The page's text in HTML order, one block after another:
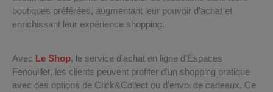
boutiques préférées, augmentant leur pouvoir d'achat et
enrichissant leur expérience shopping.
Avec Le Shop, le service d'achat en ligne d'Espaces
Fenouillet, les clients peuvent profiter d'un shopping pratique
avec des options de Click&Collect ou d'envoi de cadeaux. Ce